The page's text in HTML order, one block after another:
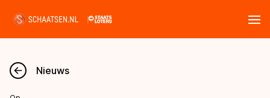
Nieuws
Nieuws